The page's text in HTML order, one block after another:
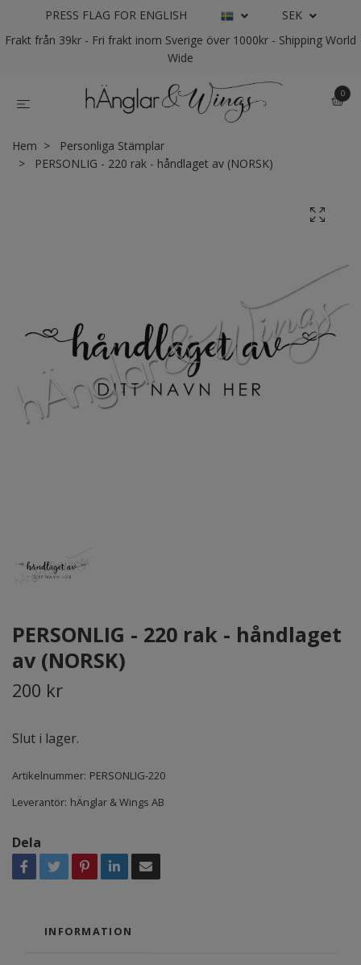
PRESS FLAG FOR ENGLISH
SEK
Frakt från 39kr - Fri frakt inom Sverige över 1000kr - Shipping World
Wide
0
Hem
Personliga Stämplar
PERSONLIG - 220 rak - håndlaget av (NORSK)
PERSONLIG - 220 rak - håndlaget
av (NORSK)
200 kr
Slut i lager.
Artikelnummer: PERSONLIG-220
Leverantör: hÄnglar & Wings AB
Dela
INFORMATION